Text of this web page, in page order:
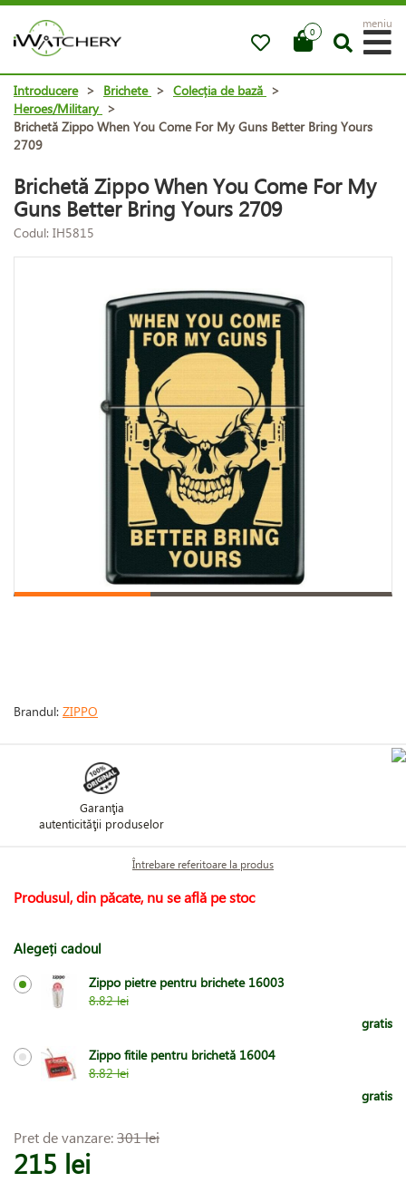
0
meniu
Introducere > Brichete > Colecția de bază >
Heroes/Military >
Brichetă Zippo When You Come For My Guns Better Bring Yours
2709
Brichetă Zippo When You Come For My
Guns Better Bring Yours 2709
Codul: IH5815
Brandul: ZIPPO
Garanţia
autenticităţii produselor
Întrebare referitoare la produs
Produsul, din păcate, nu se află pe stoc
Alegeți cadoul
Zippo pietre pentru brichete 16003
8.82 lei
gratis
Zippo fitile pentru brichetă 16004
8.82 lei
gratis
Pret de vanzare:301 lei
215 lei